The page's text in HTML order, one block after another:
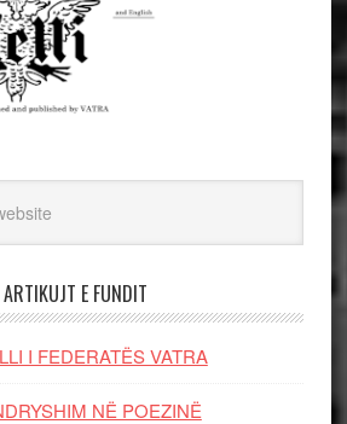
ARTIKUJT E FUNDIT
I FEDERATËS VATRA
NË POEZINË